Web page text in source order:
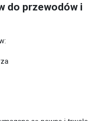
do przewodów i